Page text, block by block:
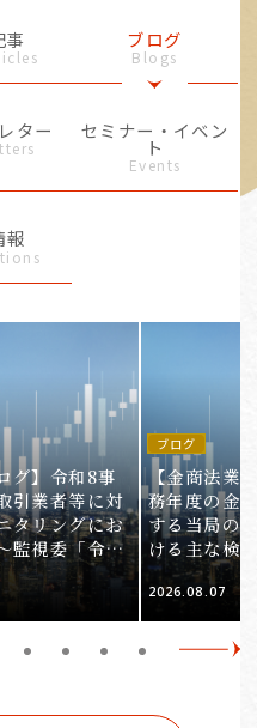
事 ブログ
Blogs
ター セミナー・イベン
ト
Events
報
グ】令和8事
引業者等に対
タリングにお
監視委「令和
タリング基本
2回）
ブログ
【金商法業
務年度の金
する当局の
ける主な検
8事務年度
方針」の解
2026.08.07